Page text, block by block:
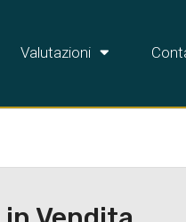
Valutazioni